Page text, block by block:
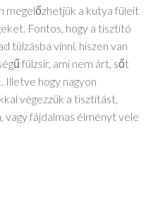
megelőzhetjük a kutya füleit
Fontos, hogy a tisztító
túlzásba vinni, hiszen van
fülzsír, ami nem árt, sőt
Illetve hogy nagyon
végezzük a tisztítást,
vagy fájdalmas élményt vele